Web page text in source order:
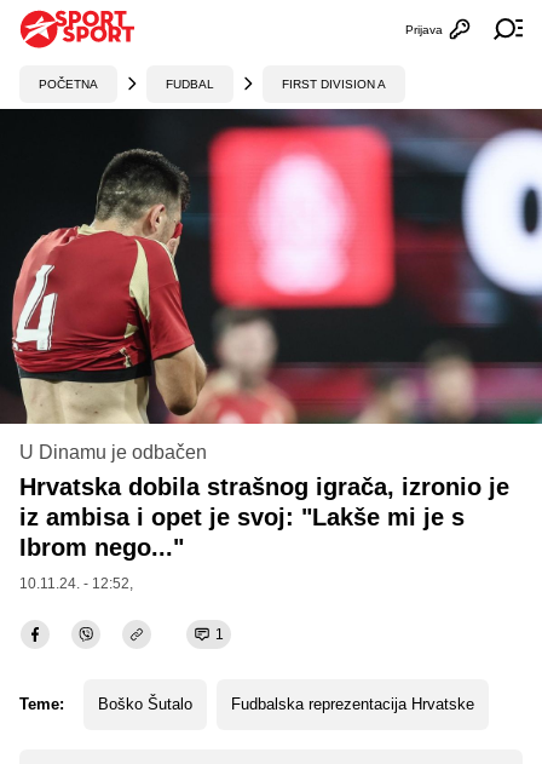
Otvori
Prijava
POČETNA FUDBAL FIRST DIVISION A
U Dinamu je odbačen
Hrvatska dobila strašnog igrača, izronio je
iz ambisa i opet je svoj: "Lakše mi je s
Ibrom nego..."
10.11.24. - 12:52,
1
Teme: Boško Šutalo Fudbalska reprezentacija Hrvatske